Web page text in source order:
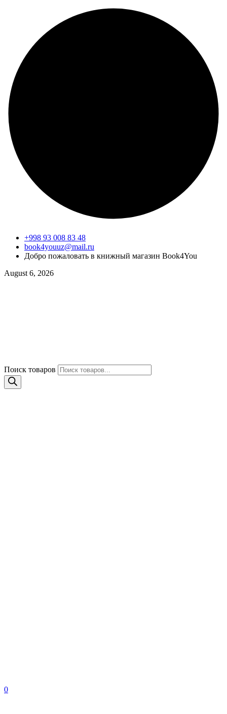
+998 93 008 83 48
book4youuz@mail.ru
Добро пожаловать в книжный магазин Book4You
August 6, 2026
Поиск товаров
0